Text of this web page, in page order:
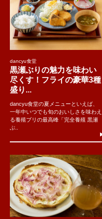
dancyu食堂
黒瀬ぶりの魅力を味わい
尽くす！フライの豪華3種
盛り...
dancyu食堂の夏メニューといえば、
一年中いつでも旬のおいしさを味わえ
る養殖ブリの最高峰「完全養殖 黒瀬
ぶ..